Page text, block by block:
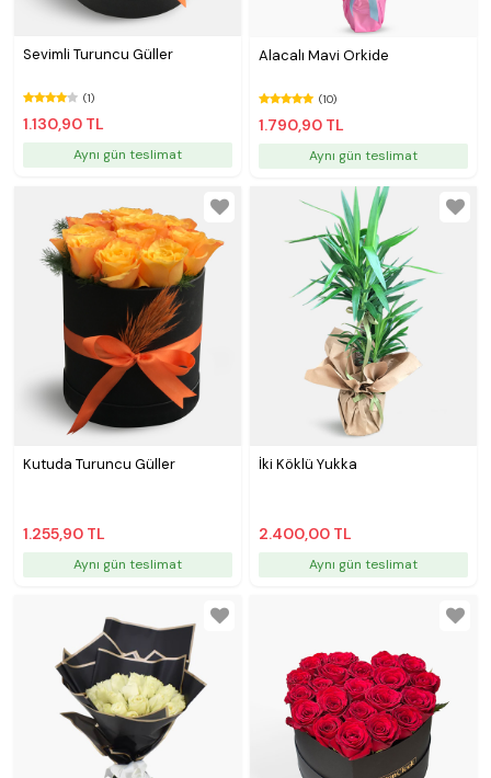
Sevimli Turuncu Güller
(1)
1.130,90 TL
Aynı gün teslimat
Alacalı Mavi Orkide
(10)
1.790,90 TL
Aynı gün teslimat
Kutuda Turuncu Güller
1.255,90 TL
Aynı gün teslimat
İki Köklü Yukka
2.400,00 TL
Aynı gün teslimat